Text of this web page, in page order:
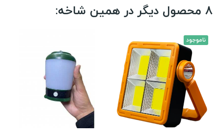
8 محصول دیگر در همین شاخه:
ناموجود